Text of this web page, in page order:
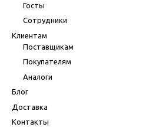
Госты
Сотрудники
Клиентам
Поставщикам
Покупателям
Аналоги
Блог
Доставка
Контакты